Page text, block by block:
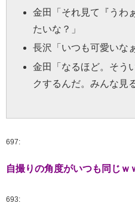
金田
「それ見て『うわ
たいな？」
長沢
「いつも可愛いな
金田
「なるほど。そう
クするんだ。みんな見
697:
自撮りの角度がいつも同じｗ
693: